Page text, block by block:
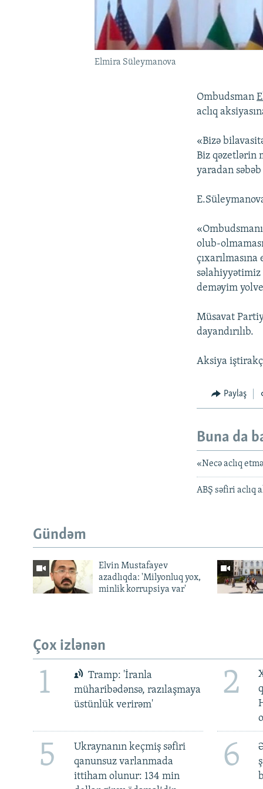
Elmira Süleymanova
Ombudsman
aclıq
«Bizə
Biz qəzetlərin
yaradan
olub-
səlahiyyətimiz
deməyim
Müsavat
dayandırılıb.
Aksiya
Paylaş
Buna da
«Necə aclıq
ABŞ səfiri aclıq
Gündəm
Elvin Mustafayev
azadlıqda: 'Milyonluq yox,
minlik korrupsiya var'
Çox izlənən
1
Tramp: 'İranla
müharibədənsə, razılaşmaya
üstünlük verirəm'
2
5
Ukraynanın keçmiş səfiri
qanunsuz varlanmada
ittiham olunur: 134 min
6